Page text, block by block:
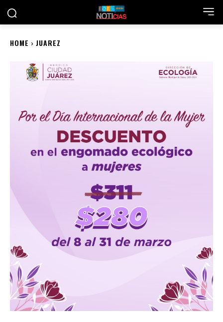
HOME JUAREZ